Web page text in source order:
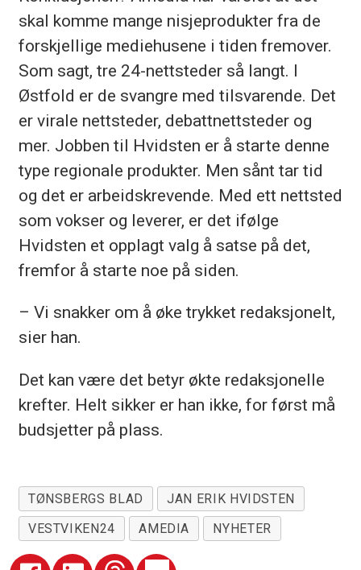
skal komme mange nisjeprodukter fra de
forskjellige mediehusene i tiden fremover.
Som sagt, tre 24-nettsteder så langt. I
Østfold er de svangre med tilsvarende. Det
er virale nettsteder, debattnettsteder og
mer. Jobben til Hvidsten er å starte denne
type regionale produkter. Men sånt tar tid
og det er arbeidskrevende. Med ett nettsted
som vokser og leverer, er det ifølge
Hvidsten et opplagt valg å satse på det,
fremfor å starte noe på siden.
– Vi snakker om å øke trykket redaksjonelt,
sier han.
Det kan være det betyr økte redaksjonelle
krefter. Helt sikker er han ikke, for først må
budsjetter på plass.
TØNSBERGS BLAD
JAN ERIK HVIDSTEN
VESTVIKEN24
AMEDIA NYHETER